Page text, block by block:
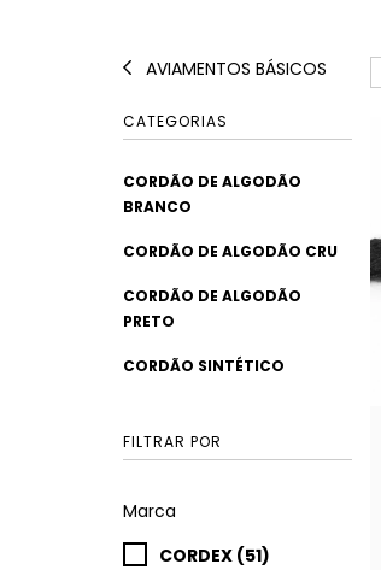
AVIAMENTOS BÁSICOS
CATEGORIAS
CORDÃO DE ALGODÃO
BRANCO
CORDÃO DE ALGODÃO CRU
CORDÃO DE ALGODÃO
PRETO
CORDÃO SINTÉTICO
FILTRAR POR
Marca
CORDEX (51)